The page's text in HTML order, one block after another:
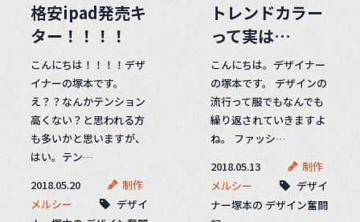
格安ipad発売キ
ター！！！！
こんにちは！！！！デザ
イナーの塚本です。
え？？なんかテンション
高くない？と思われる方
も多いかと思いますが、
はい。テン…
2018.05.20
制作
メルシー
デザイ
トレンドカラー
って実は…
こんにちは。デザイナー
の塚本です。 デザインの
流行って服でもなんでも
繰り返されていきますよ
ね。 ファッシ…
2018.05.13
制作
メルシー
デザイ
ナー塚本の デザイン奮闘